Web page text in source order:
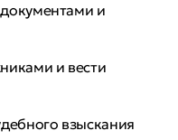
и
и вести
взыскания